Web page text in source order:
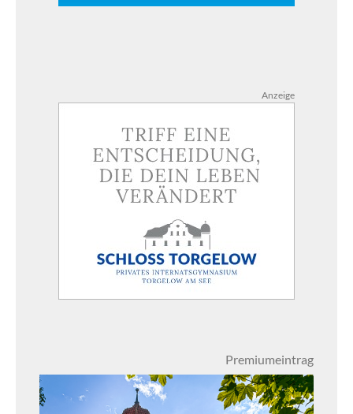
Anzeige
Premiumeintrag